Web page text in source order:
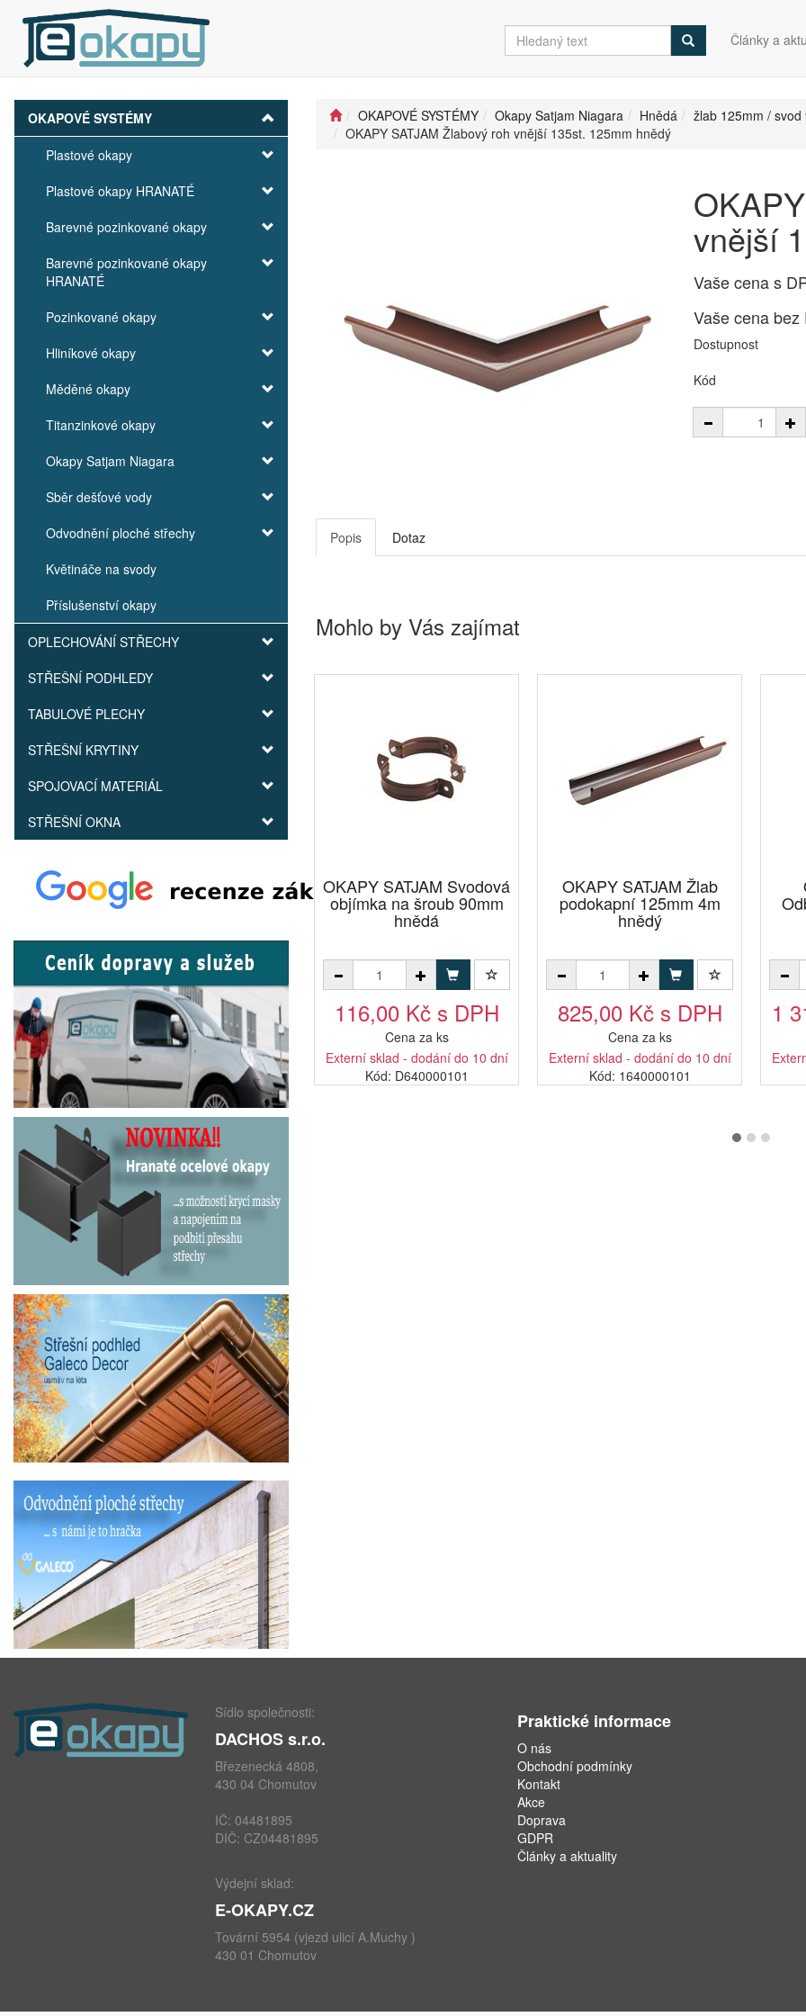
Články a
OKAPOVÉ SYSTÉMY
Plastové okapy
Plastové okapy HRANATÉ
Barevné pozinkované okapy
Barevné pozinkované okapy
HRANATÉ
Pozinkované okapy
Hliníkové okapy
Měděné okapy
Titanzinkové okapy
Okapy Satjam Niagara
Sběr dešťové vody
Odvodnění ploché střechy
Květináče na svody
Příslušenství okapy
OPLECHOVÁNÍ STŘECHY
STŘEŠNÍ PODHLEDY
TABULOVÉ PLECHY
STŘEŠNÍ KRYTINY
SPOJOVACÍ MATERIÁL
STŘEŠNÍ OKNA
OKAPOVÉ SYSTÉMY Okapy Satjam Niagara Hnědá
žlab 125mm / svod
OKAPY SATJAM Žlabový roh vnější 135st. 125mm hnědý
vnější
Vaše cena s
Vaše cena bez
Dostupnost
Kód
Popis Dotaz
Mohlo by Vás zajímat
OKAPY SATJAM Svodová
objímka na šroub 90mm
hnědá
116,00 Kč s DPH
Cena za ks
Externí sklad - dodání do 10 dní
Kód: D640000101
OKAPY SATJAM Žlab
podokapní 125mm 4m
hnědý
825,00 Kč s DPH
Cena za ks
Externí sklad - dodání do 10 dní
Kód: 1640000101
1
Sídlo společnosti:
DACHOS s.r.o.
Březenecká 4808,
430 04 Chomutov
IČ: 04481895
DIČ: CZ04481895
Výdejní sklad:
E-OKAPY.CZ
Tovární 5954 (vjezd ulicí A.Muchy )
430 01 Chomutov
Praktické informace
O nás
Obchodní podmínky
Kontakt
Akce
Doprava
GDPR
Články a aktuality